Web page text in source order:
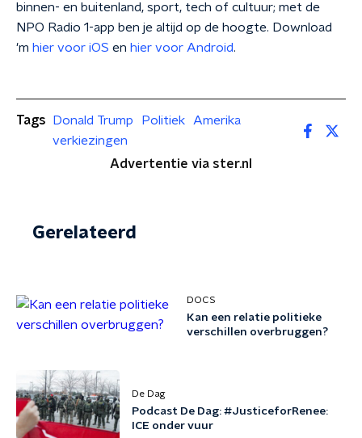
binnen- en buitenland, sport, tech of cultuur; met de
NPO Radio 1-app ben je altijd op de hoogte. Download
'm hier voor iOS en hier voor Android.
Tags Donald Trump Politiek
Amerika
verkiezingen
Advertentie via ster.nl
Gerelateerd
DOCS
Kan een relatie politieke
verschillen overbruggen?
De Dag
Podcast De Dag: #JusticeforRenee:
ICE onder vuur